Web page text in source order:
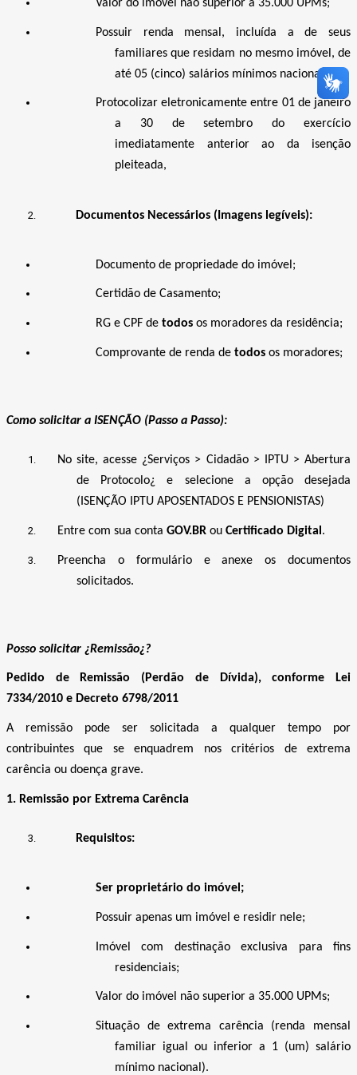
Valor do imóvel não superior a 35.000 UPMs;
Possuir renda mensal, incluída a de seus
familiares que residam no mesmo imóvel, de
até 05 (cinco) salários mínimos nacionais;
Protocolizar eletronicamente entre 01 de janeiro
a 30 de setembro do exercício
imediatamente anterior ao da isenção
pleiteada,
Documentos Necessários (Imagens legíveis):
Documento de propriedade do imóvel;
Certidão de Casamento;
RG e CPF de todos os moradores da residência;
Comprovante de renda de todos os moradores;
Como solicitar a ISENÇÃO (Passo a Passo):
No site, acesse ¿Serviços > Cidadão > IPTU > Abertura
de Protocolo¿ e selecione a opção desejada
(ISENÇÃO IPTU APOSENTADOS E PENSIONISTAS)
Entre com sua conta GOV.BR ou Certificado Digital .
Preencha o formulário e anexe os documentos
solicitados.
Posso solicitar ¿Remissão¿?
Pedido de Remissão (Perdão de Dívida), conforme Lei
7334/2010 e Decreto 6798/2011
A remissão pode ser solicitada a qualquer tempo por
contribuintes que se enquadrem nos critérios de extrema
carência ou doença grave.
1. Remissão por Extrema Carência
Requisitos:
Ser proprietário do imóvel;
Possuir apenas um imóvel e residir nele;
Imóvel com destinação exclusiva para fins
residenciais;
Valor do imóvel não superior a 35.000 UPMs;
Situação de extrema carência (renda mensal
familiar igual ou inferior a 1 (um) salário
mínimo nacional).